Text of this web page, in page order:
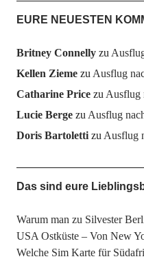
EURE NEUESTEN
Britney Connellyzu
Kellen Ziemezu Ausflug
Catharine Pricezu Ausflug
Lucie Bergezu Ausflug
Doris Bartolettizu Ausflug
Das sind eure
Warum man zu Silvester
USA Ostküste – Von New
Welche Sim Karte für